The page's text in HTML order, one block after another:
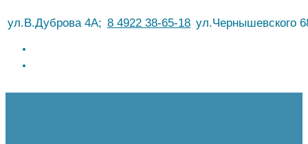
кул.В.Дуброва 4А; 8 4922 38-65-18 ул.Чернышевского